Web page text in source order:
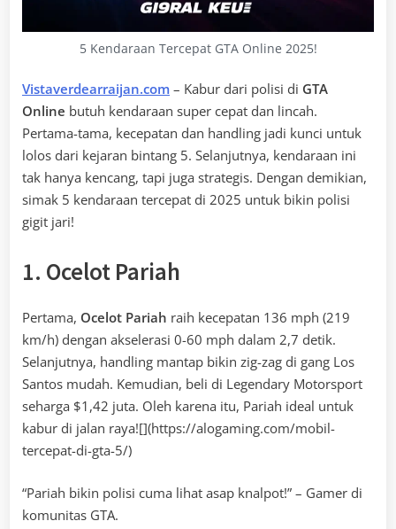
5 Kendaraan Tercepat GTA Online 2025!
Vistaverdearraijan.com – Kabur dari polisi di GTA
Online butuh kendaraan super cepat dan lincah.
Pertama-tama, kecepatan dan handling jadi kunci untuk
lolos dari kejaran bintang 5. Selanjutnya, kendaraan ini
tak hanya kencang, tapi juga strategis. Dengan demikian,
simak 5 kendaraan tercepat di 2025 untuk bikin polisi
gigit jari!
1. Ocelot Pariah
Pertama, Ocelot Pariah raih kecepatan 136 mph (219
km/h) dengan akselerasi 0-60 mph dalam 2,7 detik.
Selanjutnya, handling mantap bikin zig-zag di gang Los
Santos mudah. Kemudian, beli di Legendary Motorsport
seharga $1,42 juta. Oleh karena itu, Pariah ideal untuk
kabur di jalan raya![](https://alogaming.com/mobil-
tercepat-di-gta-5/)
“Pariah bikin polisi cuma lihat asap knalpot!” – Gamer di
komunitas GTA.